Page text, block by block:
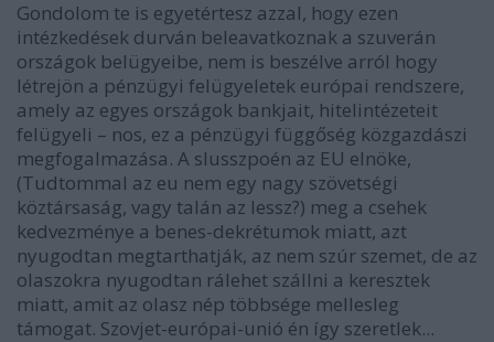
Gondolom te is egyetértesz azzal, hogy ezen
intézkedések durván beleavatkoznak a szuverán
országok belügyeibe, nem is beszélve arról hogy
létrejön a pénzügyi felügyeletek európai rendszere,
amely az egyes országok bankjait, hitelintézeteit
felügyeli – nos, ez a pénzügyi függőség közgazdászi
megfogalmazása. A slusszpoén az EU elnöke,
(Tudtommal az eu nem egy nagy szövetségi
köztársaság, vagy talán az lessz?) meg a csehek
kedvezménye a benes-dekrétumok miatt, azt
nyugodtan megtarthatják, az nem szúr szemet, de az
olaszokra nyugodtan rálehet szállni a keresztek
miatt, amit az olasz nép többsége mellesleg
támogat. Szovjet-európai-unió én így szeretlek...